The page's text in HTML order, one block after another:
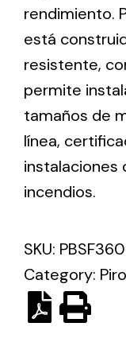
different uses
Variedad de
de necesidades.
Solar
Variety of solar
rendimiento.
está
resistente,
permite
tamaños de
línea,
instalaciones
incendios.
SKU:
Category: